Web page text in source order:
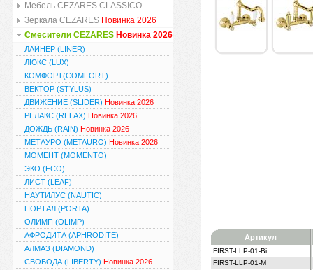
Мебель CEZARES CLASSICO
Зеркала CEZARES Новинка 2026
Смесители CEZARES Новинка 2026
ЛАЙНЕР (LINER)
ЛЮКС (LUX)
КОМФОРТ(COMFORT)
ВЕКТОР (STYLUS)
ДВИЖЕНИЕ (SLIDER) Новинка 2026
РЕЛАКС (RELAX) Новинка 2026
ДОЖДЬ (RAIN) Новинка 2026
МЕТАУРО (METAURO) Новинка 2026
МОМЕНТ (MOMENTO)
ЭКО (ECO)
ЛИСТ (LEAF)
НАУТИЛУС (NAUTIC)
ПОРТАЛ (PORTA)
ОЛИМП (OLIMP)
АФРОДИТА (APHRODITE)
АЛМАЗ (DIAMOND)
СВОБОДА (LIBERTY) Новинка 2026
Артикул
FIRST-LLP-01-Bi
FIRST-LLP-01-M